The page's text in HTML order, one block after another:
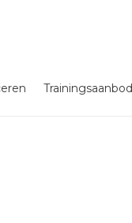
Trainingsaanbod